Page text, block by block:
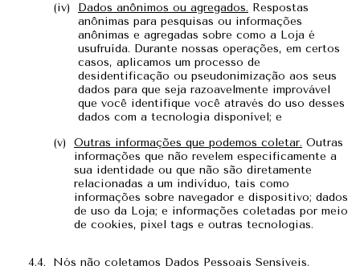
Dados anônimos ou agregados. Respostas
anônimas para pesquisas ou informações
anônimas e agregadas sobre como a Loja é
usufruída. Durante nossas operações, em certos
casos, aplicamos um processo de
desidentificação ou pseudonimização aos seus
dados para que seja razoavelmente improvável
que você identifique você através do uso desses
dados com a tecnologia disponível; e
Outras informações que podemos coletar. Outras
informações que não revelem especificamente a
sua identidade ou que não são diretamente
relacionadas a um indivíduo, tais como
informações sobre navegador e dispositivo; dados
de uso da Loja; e informações coletadas por meio
de cookies, pixel tags e outras tecnologias.
Nós não coletamos Dados Pessoais Sensíveis.